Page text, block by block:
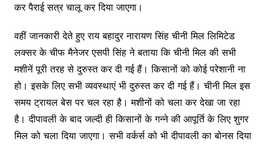
कर पैराई सत्र चालू कर दिया जाएगा।
वहीं जानकारी देते हुए राय बहादुर नारायण सिंह चीनी मिल लिमिटेड
लक्सर के चीफ मैनेजर एसपी सिंह ने बताया कि चीनी मिल की सभी
मशीनें पूरी तरह से दुरुस्त कर दी गई हैं। किसानों को कोई परेशानी ना
हो। इसके लिए सभी व्यवस्थाएं भी दुरुस्त कर दी गई हैं। चीनी मिल इस
समय ट्रायल बेस पर चल रहा है। मशीनों को चला कर देखा जा रहा
है। दीपावली के बाद जल्दी ही किसानों के गन्ने की आपूर्ति के लिए शुगर
मिल को चला दिया जाएगा। सभी वर्कर्स को भी दीपावली का बोनस दिया